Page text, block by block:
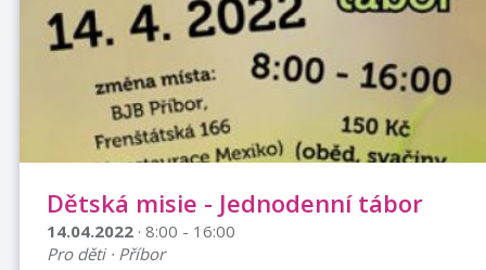
Dětská misie - Jednodenní tábor
14.04.2022 · 8:00 - 16:00
Pro děti · Příbor